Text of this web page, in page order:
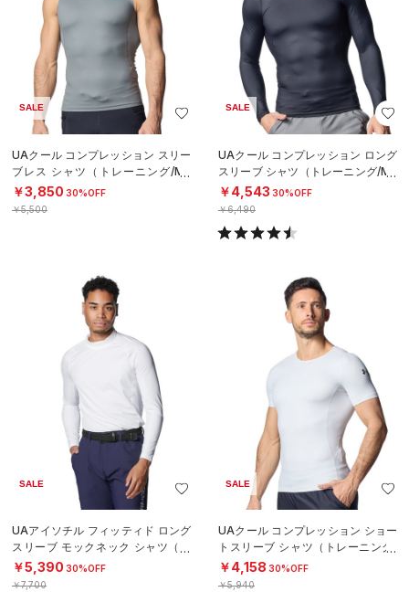
SALE
UAクール コンプレッション スリー
ブレス シャツ（トレーニング/ME
N）
￥3,850 30%OFF
￥5,500
SALE
UAクール コンプレッション ロング
スリーブ シャツ（トレーニング/ME
N）
￥4,543 30%OFF
￥6,490
SALE
UAアイソチル フィッティド ロング
スリーブ モックネック シャツ（ゴ
ルフ/MEN）
￥5,390 30%OFF
￥7,700
SALE
UAクール コンプレッション ショー
トスリーブ シャツ（トレーニング/
MEN）
￥4,158 30%OFF
￥5,940